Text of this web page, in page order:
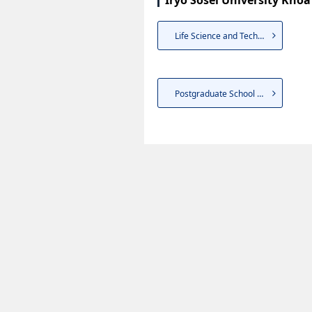
Life Science and Technology
Postgraduate School of Humani...